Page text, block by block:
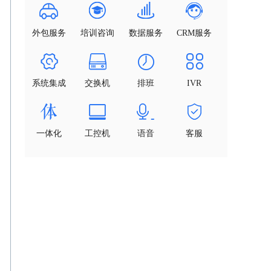
外包服务 培训咨询 数据服务 CRM服务
系统集成 交换机 排班 IVR
一体化 工控机 语音 客服